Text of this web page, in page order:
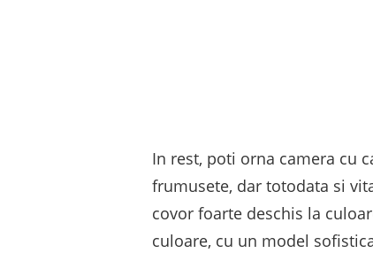
In rest, poti orna camera cu
frumusete, dar totodata si
covor foarte deschis la
culoare, cu un model